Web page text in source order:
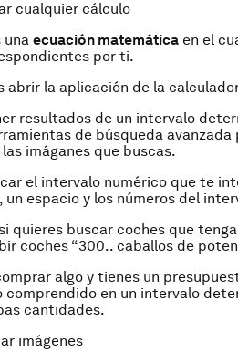
cualquier cálculo
una ecuación matemática en el
por ti.
abrir la aplicación de la
resultados de un intervalo
de búsqueda
imáganes que buscas.
el intervalo numérico que te
un espacio y los números del
quieres buscar coches que
coches “300.. caballos de
algo y tienes un
comprendido en un intervalo
cantidades.
imágenes